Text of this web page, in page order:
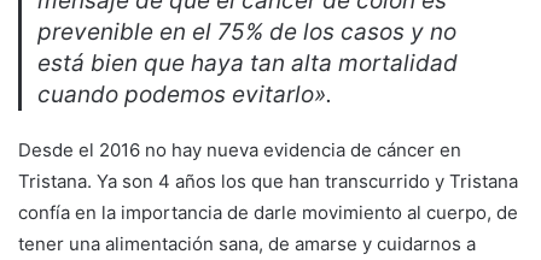
prevenible en el 75% de los casos y no
está bien que haya tan alta mortalidad
cuando podemos evitarlo».
Desde el 2016 no hay nueva evidencia de cáncer en
Tristana. Ya son 4 años los que han transcurrido y Tristana
confía en la importancia de darle movimiento al cuerpo, de
tener una alimentación sana, de amarse y cuidarnos a